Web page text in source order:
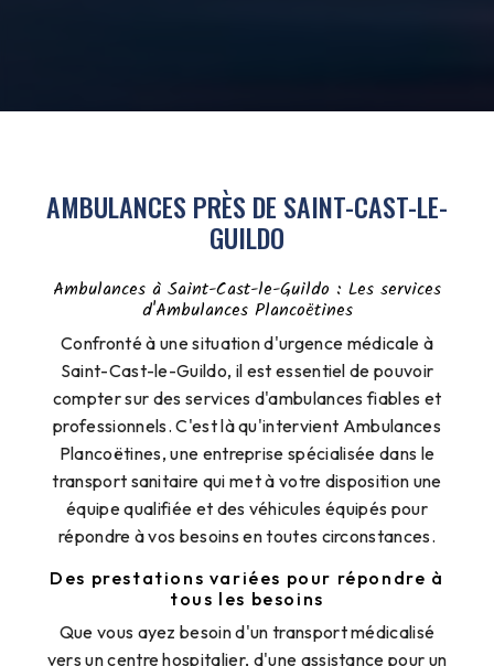
AMBULANCES PRÈS DE SAINT-CAST-LE-
GUILDO
Ambulances à Saint-Cast-le-Guildo : Les services
d'Ambulances Plancoëtines
Confronté à une situation d'urgence médicale à
Saint-Cast-le-Guildo, il est essentiel de pouvoir
compter sur des services d'ambulances fiables et
professionnels. C'est là qu'intervient Ambulances
Plancoëtines, une entreprise spécialisée dans le
transport sanitaire qui met à votre disposition une
équipe qualifiée et des véhicules équipés pour
répondre à vos besoins en toutes circonstances.
Des prestations variées pour répondre à
tous les besoins
Que vous ayez besoin d'un transport médicalisé
vers un centre hospitalier, d'une assistance pour un